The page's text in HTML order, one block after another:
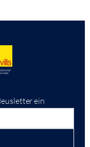
ein